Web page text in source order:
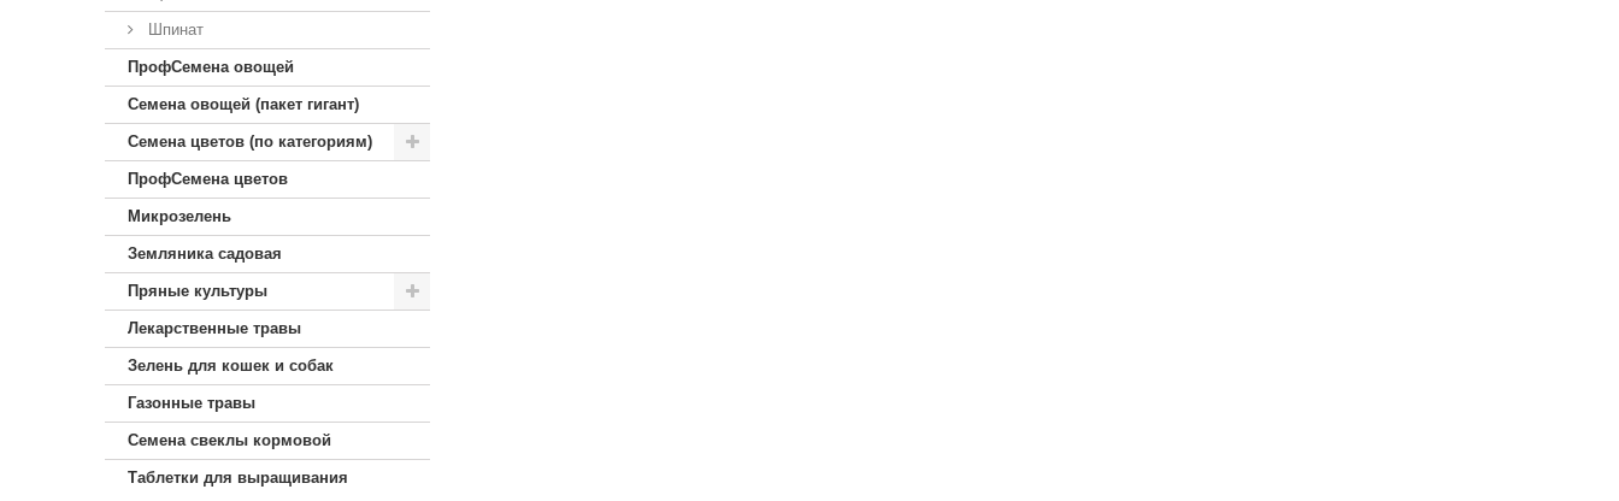
Шпинат
ПрофСемена овощей
Семена овощей (пакет гигант)
Семена цветов (по категориям)
ПрофСемена цветов
Микрозелень
Земляника садовая
Пряные культуры
Лекарственные травы
Зелень для кошек и собак
Газонные травы
Семена свеклы кормовой
Таблетки для выращивания